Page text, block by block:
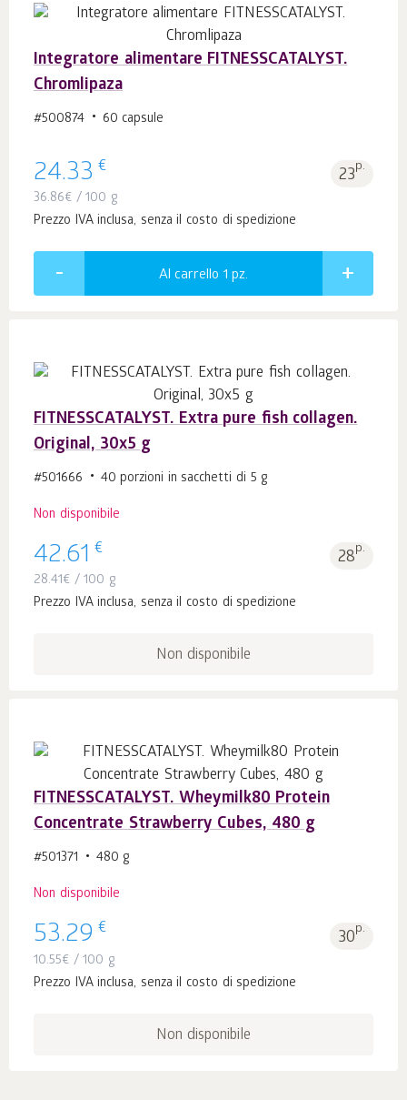
Integratore alimentare FITNESSCATALYST.
Chromlipaza
#500874 60 capsule
24.33 € 23p.
36.86€ / 100 g
Prezzo IVA inclusa, senza il costo di spedizione
Al carrello 1 pz.
FITNESSCATALYST. Extra pure fish collagen.
Original, 30x5 g
#501666 40 porzioni in sacchetti di 5 g
Non disponibile
42.61 € 28p.
28.41€ / 100 g
Prezzo IVA inclusa, senza il costo di spedizione
Non disponibile
FITNESSCATALYST. Wheymilk80 Protein
Concentrate Strawberry Cubes, 480 g
#501371 480 g
Non disponibile
53.29 € 30p.
10.55€ / 100 g
Prezzo IVA inclusa, senza il costo di spedizione
Non disponibile